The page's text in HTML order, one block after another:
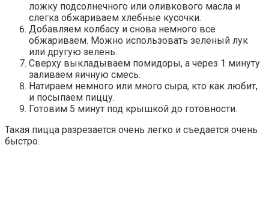
ложку подсолнечного или оливкового масла и
слегка обжариваем хлебные кусочки.
Добавляем колбасу и снова немного все
обжариваем. Можно использовать зеленый лук
или другую зелень.
Сверху выкладываем помидоры, а через 1 минуту
заливаем яичную смесь.
Натираем немного или много сыра, кто как любит,
и посыпаем пиццу.
Готовим 5 минут под крышкой до готовности.
Такая пицца разрезается очень легко и съедается очень
быстро.